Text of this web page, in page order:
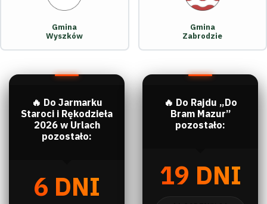
Gmina
Wyszków
Gmina
Zabrodzie
🔥 Do Jarmarku
Staroci i Rękodzieła
2026 w Urlach
pozostało:
6 DNI
🔥 Do Rajdu „Do
Bram Mazur”
pozostało:
19 DNI